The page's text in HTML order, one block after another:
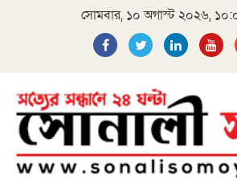
সোমবার, ১০ অগাস্ট ২০২৬,